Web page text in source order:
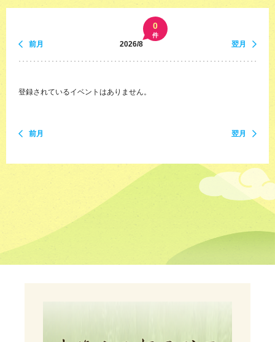
前月 2026/8
0
件
翌月
登録されているイベントはありません。
前月 翌月